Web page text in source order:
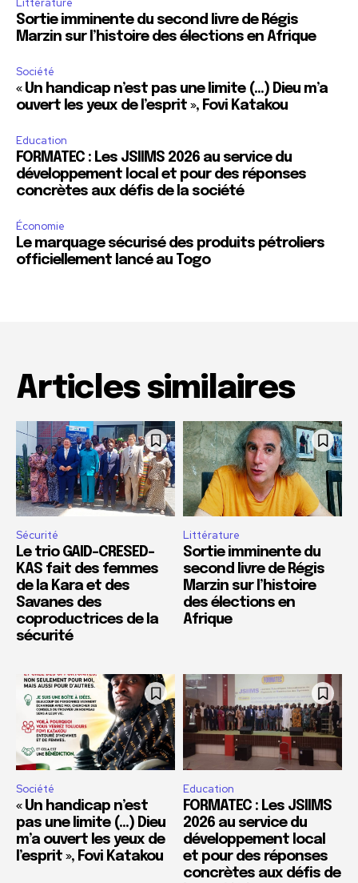
Littérature
Sortie imminente du second livre de Régis
Marzin sur l’histoire des élections en Afrique
Société
« Un handicap n’est pas une limite (…) Dieu m’a
ouvert les yeux de l’esprit », Fovi Katakou
Education
FORMATEC : Les JSIIMS 2026 au service du
développement local et pour des réponses
concrètes aux défis de la société
Économie
Le marquage sécurisé des produits pétroliers
officiellement lancé au Togo
Articles similaires
Sécurité
Le trio GAID-CRESED-
KAS fait des femmes
de la Kara et des
Savanes des
coproductrices de la
sécurité
Littérature
Sortie imminente du
second livre de Régis
Marzin sur l’histoire
des élections en
Afrique
Société
« Un handicap n’est
pas une limite (…) Dieu
m’a ouvert les yeux de
l’esprit », Fovi Katakou
Education
FORMATEC : Les JSIIMS
2026 au service du
développement local
et pour des réponses
concrètes aux défis de